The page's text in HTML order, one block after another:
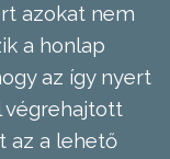
azokat nem
a honlap
az így nyert
végrehajtott
az a lehető